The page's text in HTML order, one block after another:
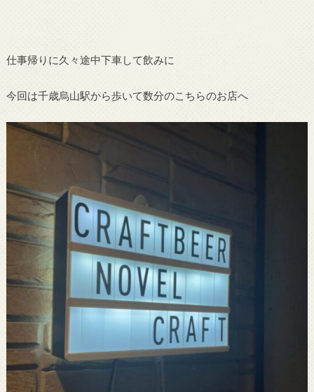
仕事帰りに久々途中下車して飲みに
今回は千歳烏山駅から歩いて数分のこちらのお店へ